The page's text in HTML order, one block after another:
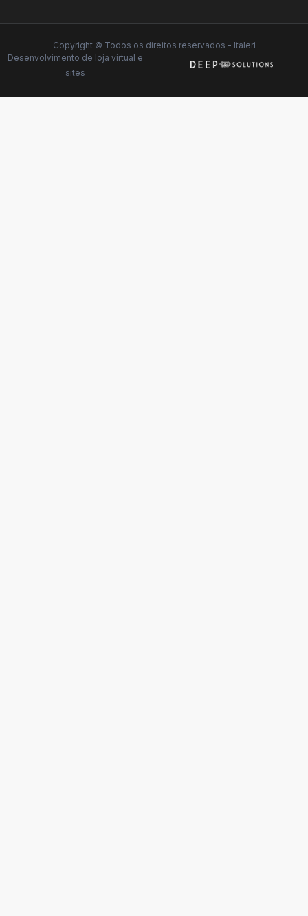
Copyright © Todos os direitos reservados - Italeri
Desenvolvimento de loja virtual e
sites